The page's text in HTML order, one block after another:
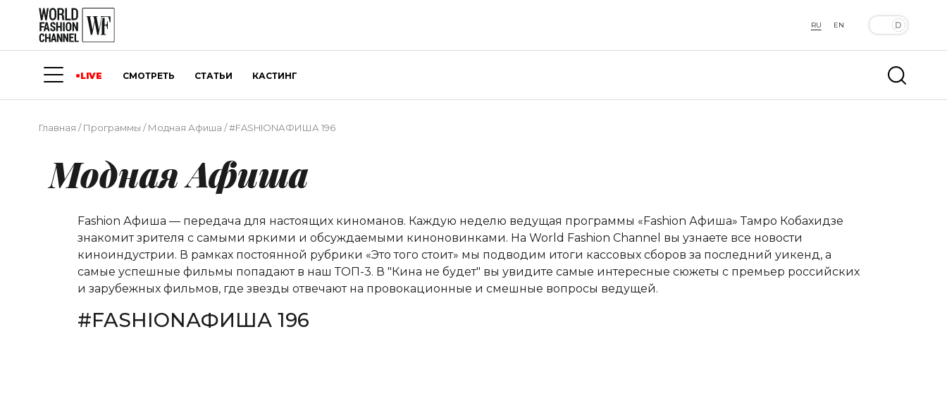
RU EN
LIVE СМОТРЕТЬ СТАТЬИ КАСТИНГ
Главная /Программы /Модная Афиша /#FASHIONАФИША 196
Модная Афиша
Fashion Афиша — передача для настоящих киноманов. Каждую неделю ведущая программы «Fashion Афиша»Тамро Кобахидзе
знакомит зрителя с самыми яркими и обсуждаемыми киноновинками. На World Fashion Channel вы узнаете все новости
киноиндустрии. В рамках постоянной рубрики «Это того стоит» мы подводим итоги кассовых сборов за последний уикенд, а
самые успешные фильмы попадают в наш ТОП-3. В "Кина не будет" вы увидите самые интересные сюжеты с премьер российских
и зарубежных фильмов, где звезды отвечают на провокационные и смешные вопросы ведущей.
#FASHIONАФИША 196